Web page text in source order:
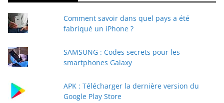
r
e
e
a
Comment savoir dans quel pays a été
fabriqué un iPhone ?
SAMSUNG : Codes secrets pour les
smartphones Galaxy
APK : Télécharger la dernière version du
Google Play Store